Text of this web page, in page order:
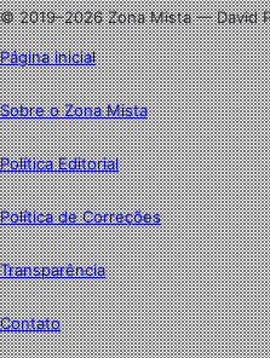
© 2019–2026 Zona Mista — David
Página inicial
Sobre o Zona Mista
Política Editorial
Política de Correções
Transparência
Contato